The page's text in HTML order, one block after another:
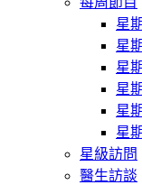
星
星
星
星
星
星
星級訪問
醫生訪談